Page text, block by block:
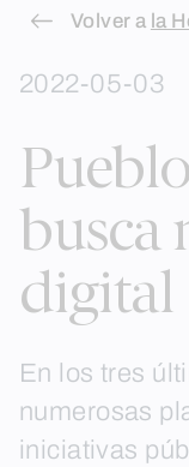
Skip
content
Volver a la
2022-05-03
busca
digital
En los tres
numerosas
iniciativas